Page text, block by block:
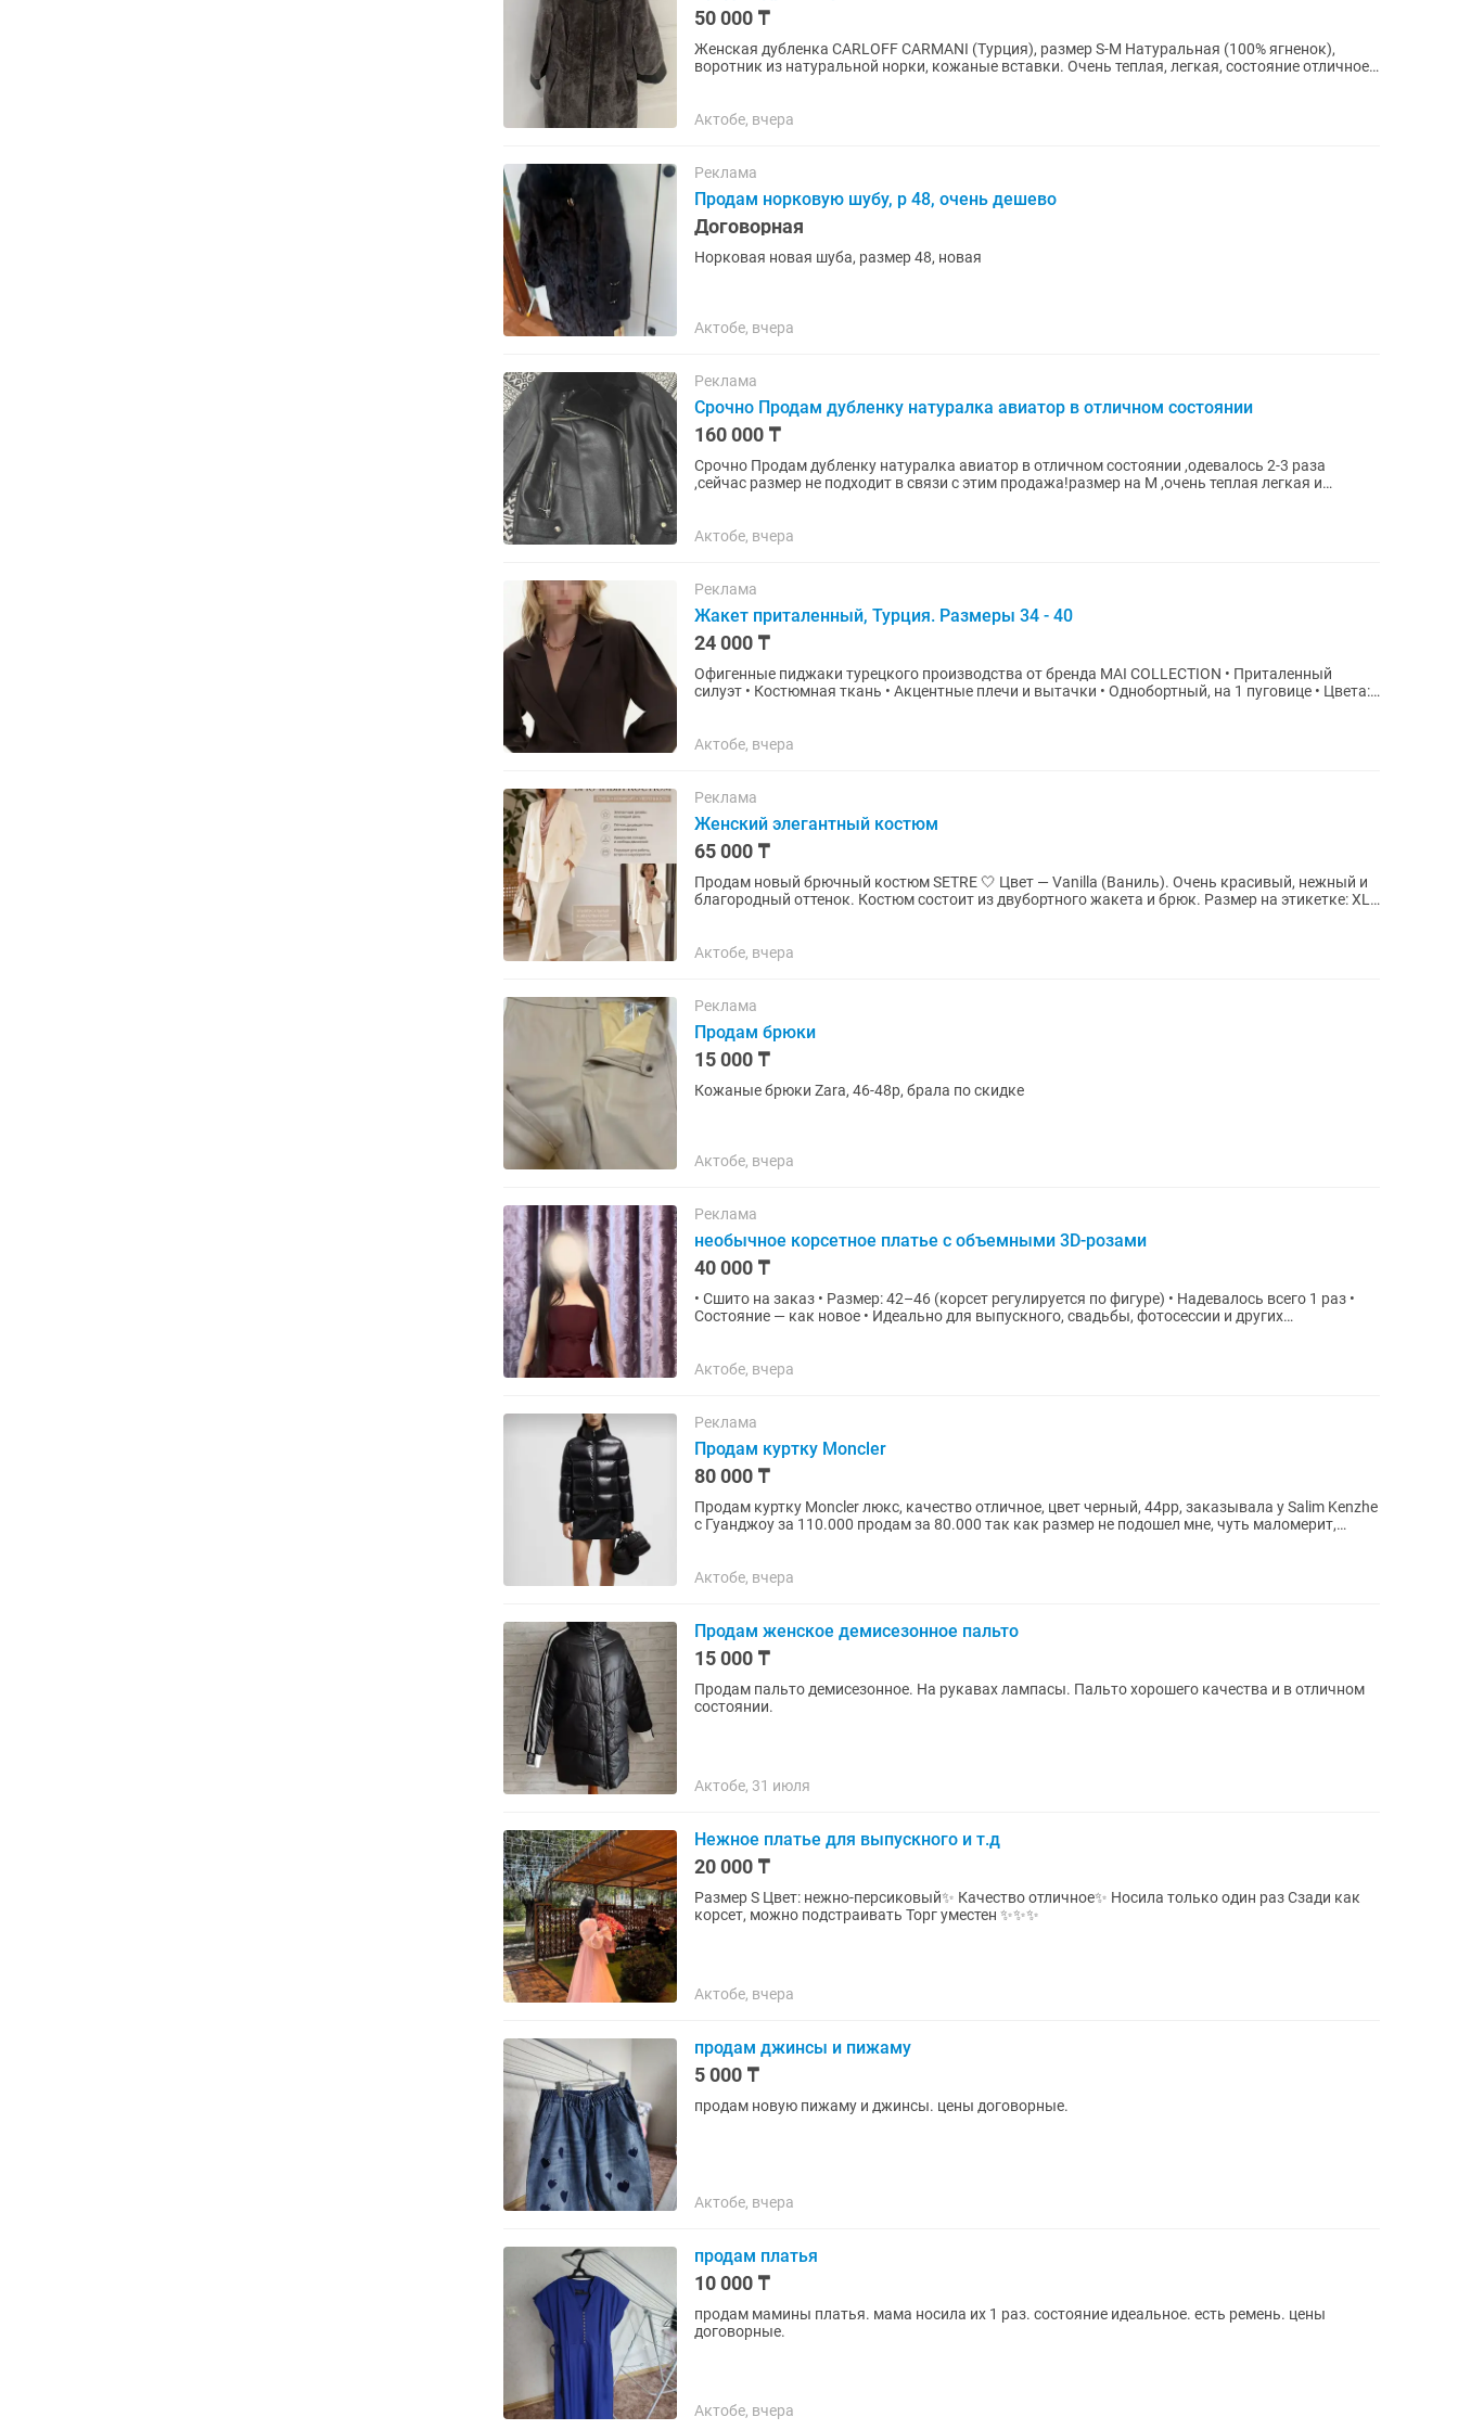
50 000 ₸
Женская дубленка CARLOFF CARMANI (Турция), размер S-M Натуральная (100% ягненок),
воротник из натуральной норки, кожаные вставки. Очень теплая, легкая, состояние отличное.
Актобе, вчера
Реклама
Продам норковую шубу, р 48, очень дешево
Договорная
Норковая новая шуба, размер 48, новая
Актобе, вчера
Реклама
Срочно Продам дубленку натуралка авиатор в отличном состоянии
160 000 ₸
Срочно Продам дубленку натуралка авиатор в отличном состоянии ,одевалось 2-3 раза
,сейчас размер не подходит в связи с этим продажа!размер на М ,очень теплая легкая и
Актобе, вчера
Реклама
Жакет приталенный, Турция. Размеры 34 - 40
24 000 ₸
Офигенные пиджаки турецкого производства от бренда MAI COLLECTION • Приталенный
силуэт • Костюмная ткань • Акцентные плечи и вытачки • Однобортный, на 1 пуговице • Цвета:
Актобе, вчера
Реклама
Женский элегантный костюм
65 000 ₸
Продам новый брючный костюм SETRE 🤍 Цвет — Vanilla (Ваниль). Очень красивый, нежный и
благородный оттенок. Костюм состоит из двубортного жакета и брюк. Размер на этикетке: XL
Актобе, вчера
Реклама
Продам брюки
15 000 ₸
Кожаные брюки Zara, 46-48р, брала по скидке
Актобе, вчера
Реклама
необычное корсетное платье с объемными 3D-розами
40 000 ₸
• Сшито на заказ • Размер: 42–46 (корсет регулируется по фигуре) • Надевалось всего 1 раз •
Состояние — как новое • Идеально для выпускного, свадьбы, фотосессии и других
Актобе, вчера
Реклама
Продам куртку Moncler
80 000 ₸
Продам куртку Moncler люкс, качество отличное, цвет черный, 44рр, заказывала у Salim Kenzhe
с Гуанджоу за 110.000 продам за 80.000 так как размер не подошел мне, чуть маломерит,
Актобе, вчера
Продам женское демисезонное пальто
15 000 ₸
Продам пальто демисезонное. На рукавах лампасы. Пальто хорошего качества и в отличном
состоянии.
Актобе, 31 июля
Нежное платье для выпускного и т.д
20 000 ₸
Размер S Цвет: нежно-персиковый✨ Качество отличное✨ Носила только один раз Сзади как
корсет, можно подстраивать Торг уместен ✨✨✨
Актобе, вчера
продам джинсы и пижаму
5 000 ₸
продам новую пижаму и джинсы. цены договорные.
Актобе, вчера
продам платья
10 000 ₸
продам мамины платья. мама носила их 1 раз. состояние идеальное. есть ремень. цены
договорные.
Актобе, вчера